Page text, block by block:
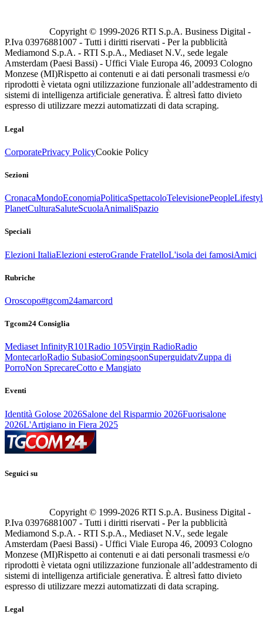
Copyright © 1999-2026 RTI S.p.A. Business Digital -
P.Iva 03976881007 - Tutti i diritti riservati - Per la pubblicità
Mediamond S.p.A. - RTI S.p.A., Mediaset N.V., sede legale
Amsterdam (Paesi Bassi) - Uffici Viale Europa 46, 20093 Cologno
Monzese (MI)Rispetto ai contenuti e ai dati personali trasmessi e/o
riprodotti è vietata ogni utilizzazione funzionale all’addestramento di
sistemi di intelligenza artificiale generativa. È altresì fatto divieto
espresso di utilizzare mezzi automatizzati di data scraping.
Legal
CorporatePrivacy PolicyCookie Policy
Sezioni
CronacaMondoEconomiaPoliticaSpettacoloTelevisionePeople
PlanetCulturaSaluteScuolaAnimaliSpazio
Speciali
Elezioni ItaliaElezioni esteroGrande FratelloL'isola dei famosiAmici
Rubriche
Oroscopo#tgcom24amarcord
Tgcom24 Consiglia
Mediaset InfinityR101Radio 105Virgin RadioRadio
MontecarloRadio SubasioComingsoonSuperguidatvZuppa di
PorroNon SprecareCotto e Mangiato
Eventi
Identità Golose 2026Salone del Risparmio 2026Fuorisalone
2026L'Artigiano in Fiera 2025
Seguici su
Copyright © 1999-2026 RTI S.p.A. Business Digital -
P.Iva 03976881007 - Tutti i diritti riservati - Per la pubblicità
Mediamond S.p.A. - RTI S.p.A., Mediaset N.V., sede legale
Amsterdam (Paesi Bassi) - Uffici Viale Europa 46, 20093 Cologno
Monzese (MI)Rispetto ai contenuti e ai dati personali trasmessi e/o
riprodotti è vietata ogni utilizzazione funzionale all’addestramento di
sistemi di intelligenza artificiale generativa. È altresì fatto divieto
espresso di utilizzare mezzi automatizzati di data scraping.
Legal